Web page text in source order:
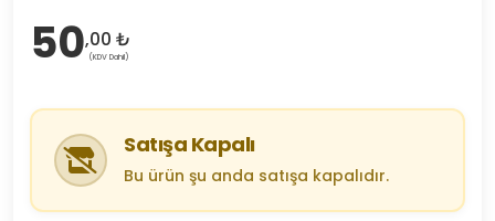
50,00 ₺
(KDV Dahil)
Satışa Kapalı
Bu ürün şu anda satışa kapalıdır.